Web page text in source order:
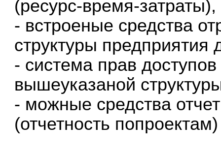
(ресурс-время-
- встроеные средства
структуры
- система прав
вышеуказаной
- можные средства
(отчетность попроектам)